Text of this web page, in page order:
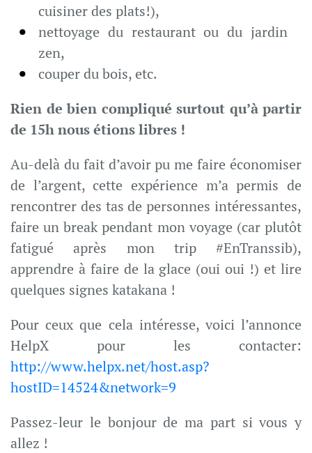
cuisiner des plats!),
nettoyage du restaurant ou du jardin
zen,
couper du bois, etc.
Rien de bien compliqué surtout qu’à partir
de 15h nous étions libres !
Au-delà du fait d’avoir pu me faire économiser
de l’argent, cette expérience m’a permis de
rencontrer des tas de personnes intéressantes,
faire un break pendant mon voyage (car plutôt
fatigué après mon trip #EnTranssib),
apprendre à faire de la glace (oui oui !) et lire
quelques signes katakana !
Pour ceux que cela intéresse, voici l’annonce
HelpX pour les contacter:
http://www.helpx.net/host.asp?
hostID=14524&network=9
Passez-leur le bonjour de ma part si vous y
allez !